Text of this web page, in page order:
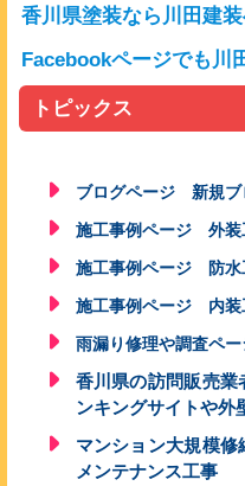
香川県塗装なら川田建
Facebookページでも川
トピックス
ブログページ 新規ブ
施工事例ページ 外装
施工事例ページ 防水
施工事例ページ 内装
雨漏り修理や調査ペ
香川県の訪問販売業
ンキングサイトや外
マンション大規模
メンテナンス工事